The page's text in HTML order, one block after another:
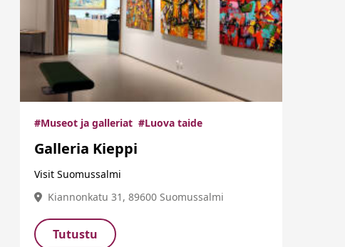
#Museot ja galleriat #Luova taide
Galleria Kieppi
Visit Suomussalmi
Kiannonkatu 31, 89600 Suomussalmi
Tutustu